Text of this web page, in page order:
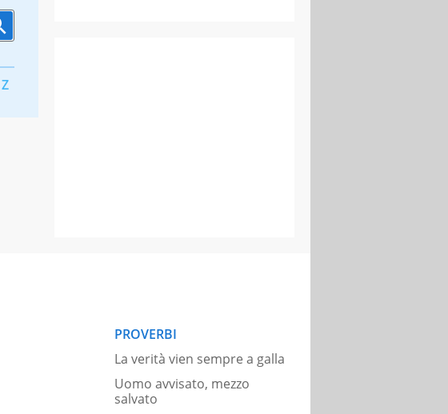
Z
PROVERBI
La verità vien sempre a galla
Uomo avvisato, mezzo
salvato